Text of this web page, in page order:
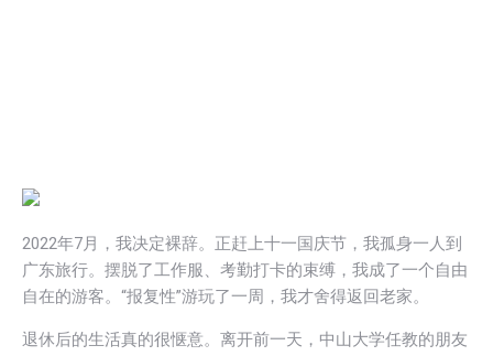
2022年7月，我决定裸辞。正赶上十一国庆节，我孤身一人到
广东旅行。摆脱了工作服、考勤打卡的束缚，我成了一个自由
自在的游客。“报复性”游玩了一周，我才舍得返回老家。
退休后的生活真的很惬意。离开前一天，中山大学任教的朋友